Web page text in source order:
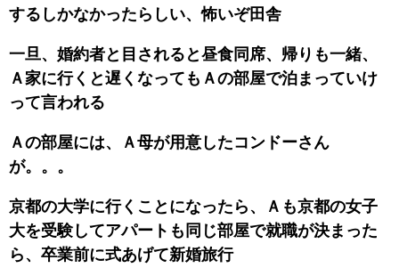
するしかなかったらしい、怖いぞ田舎
一旦、婚約者と目されると昼食同席、帰りも一緒、
Ａ家に行くと遅くなってもＡの部屋で泊まっていけ
って言われる
Ａの部屋には、Ａ母が用意したコンドーさん
が。。。
京都の大学に行くことになったら、Ａも京都の女子
大を受験してアパートも同じ部屋で就職が決まった
ら、卒業前に式あげて新婚旅行